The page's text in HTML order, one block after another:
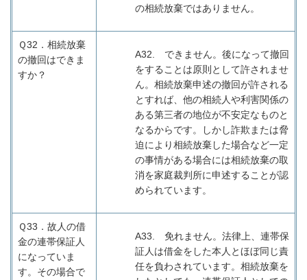
の相続放棄ではありません。
Ｑ32． 相続放棄
の撤回はできま
すか？
A32.
できません。後になって撤回
をすることは原則として許されませ
ん。相続放棄申述の撤回が許される
とすれば、他の相続人や利害関係の
ある第三者の地位が不安定なものと
なるからです。しかし詐欺または脅
迫により相続放棄した場合など一定
の事情がある場合には相続放棄の取
消を家庭裁判所に申述することが認
められています。
Ｑ33． 故人の借
金の連帯保証人
になっていま
す。その場合で
A33.
免れません。法律上、連帯保
証人は借金をした本人とほぼ同じ責
任を負わされています。相続放棄を